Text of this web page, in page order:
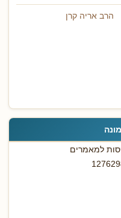
הרב אריה קרן
מונה
למאמרים